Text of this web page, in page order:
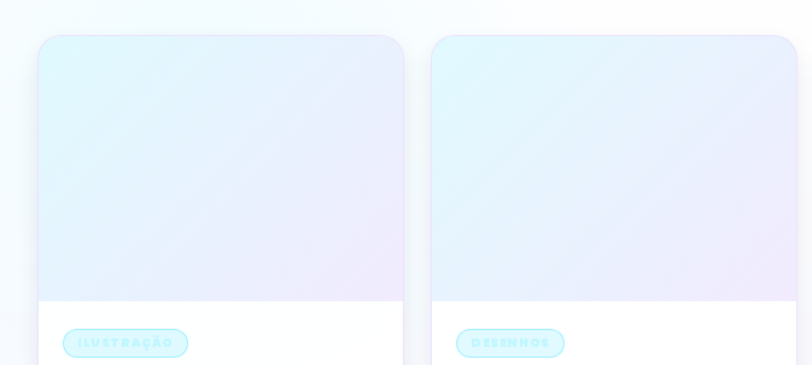
ILUSTRAÇÃO DESENHOS